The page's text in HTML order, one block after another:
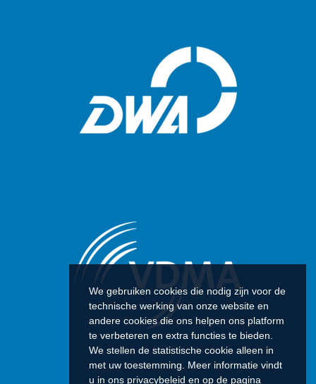
We gebruiken cookies die nodig zijn voor de
technische werking van onze website en
andere cookies die ons helpen ons platform
te verbeteren en extra functies te bieden.
We stellen de statistische cookie alleen in
met uw toestemming. Meer informatie vindt
u in ons privacybeleid en op de pagina